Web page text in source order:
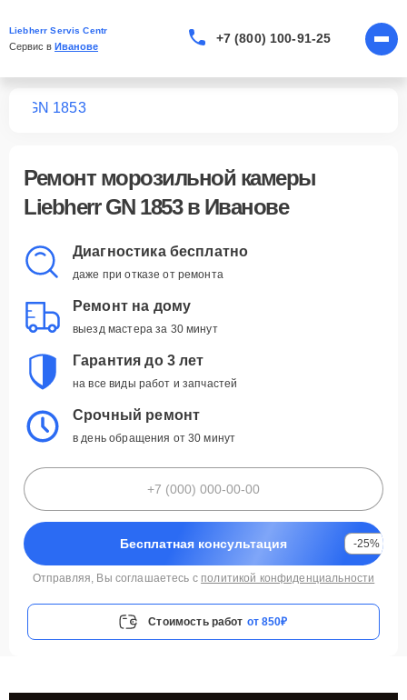
Liebherr Servis Centr
Сервис в Иванове
+7 (800) 100-91-25
GN 1853
Ремонт морозильной камеры
Liebherr GN 1853в Иванове
Диагностика бесплатно
даже при отказе от ремонта
Ремонт на дому
выезд мастера за 30 минут
Гарантия до 3 лет
на все виды работ и запчастей
Срочный ремонт
в день обращения от 30 минут
Бесплатная консультация -25%
Отправляя, Вы соглашаетесь с политикой конфиденциальности
Стоимость работ от 850₽